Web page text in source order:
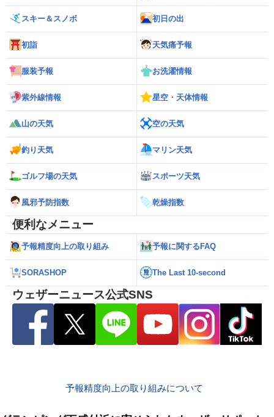
スキー＆スノボ 初日の出
初詣 天気痛予報
服装予報 お洗濯情報
紫外線情報 星空・天体情報
山の天気 空の天気
釣り天気 マリン天気
ゴルフ場の天気 スポーツ天気
風邪予防指数 乾燥指数
便利なメニュー
予報精度向上の取り組み 予報に関するFAQ
SORASHOP The Last 10-second
ウェザーニュース公式SNS
予報精度向上の取り組みについて